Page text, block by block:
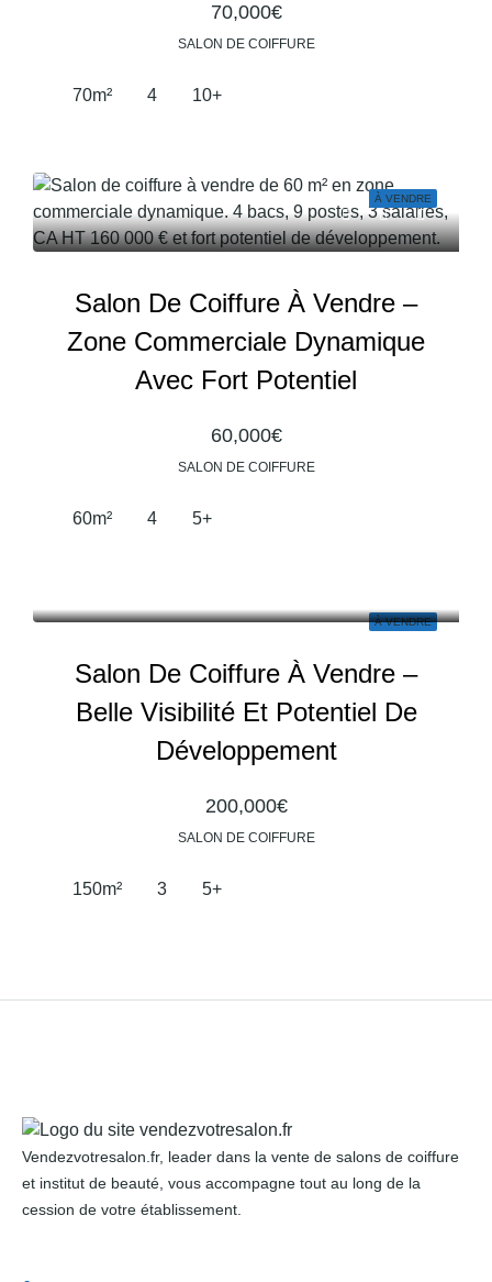
70,000€
SALON DE COIFFURE
70m² 4 10+
À VENDRE
Salon De Coiffure À Vendre –
Zone Commerciale Dynamique
Avec Fort Potentiel
60,000€
SALON DE COIFFURE
60m² 4 5+
À VENDRE
Salon De Coiffure À Vendre –
Belle Visibilité Et Potentiel De
Développement
200,000€
SALON DE COIFFURE
150m² 3 5+
Vendezvotresalon.fr, leader dans la vente de salons de coiffure
et institut de beauté, vous accompagne tout au long de la
cession de votre établissement.